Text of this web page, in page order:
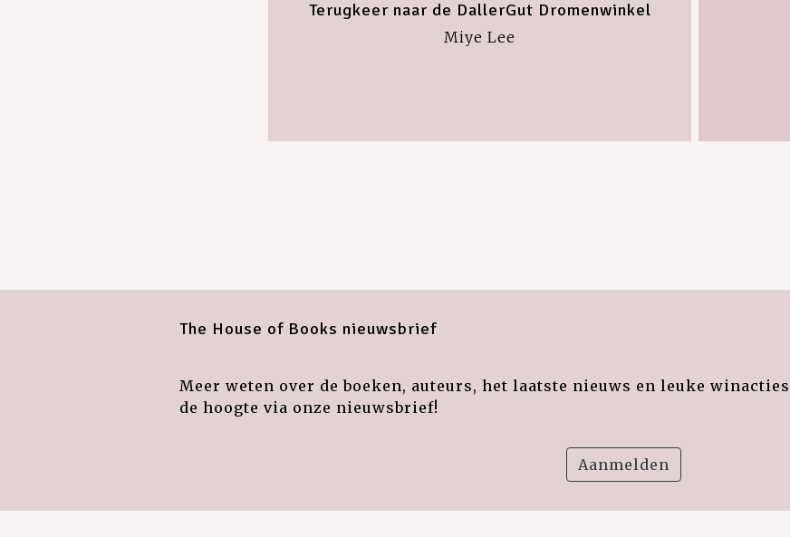
Terugkeer naar de DallerGut Dromenwinkel
Miye Lee
The House of Books nieuwsbrief
Meer weten over de boeken, auteurs, het laatste nieuws en leuke
de hoogte via onze nieuwsbrief!
Aanmelden